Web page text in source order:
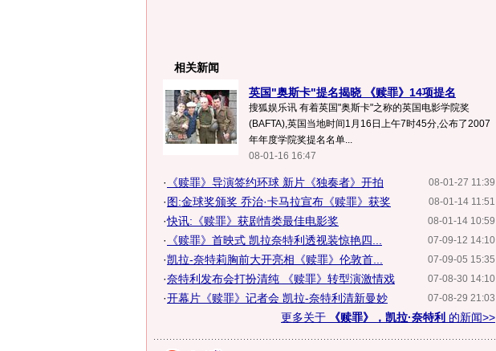
相关新闻
英国"奥斯卡"提名揭晓 《赎罪》14项提名
搜狐娱乐讯 有着英国"奥斯卡"之称的英国电影学院奖
(BAFTA),英国当地时间1月16日上午7时45分,公布了2007
年年度学院奖提名名单...
08-01-16 16:47
08-01-27 11:39
· 《赎罪》导演签约环球 新片《独奏者》开拍
08-01-14 11:51
·图:金球奖颁奖 乔治·卡马拉宣布《赎罪》获奖
08-01-14 10:59
·快讯:《赎罪》获剧情类最佳电影奖
07-09-12 14:10
· 《赎罪》首映式 凯拉奈特利透视装惊艳四...
07-09-05 15:35
·凯拉-奈特莉胸前大开亮相《赎罪》伦敦首...
07-08-30 14:10
·奈特利发布会打扮清纯 《赎罪》转型演激情戏
07-08-29 21:03
·开幕片《赎罪》记者会 凯拉-奈特利清新曼妙
更多关于
《赎罪》，凯拉·奈特利 的新闻>>